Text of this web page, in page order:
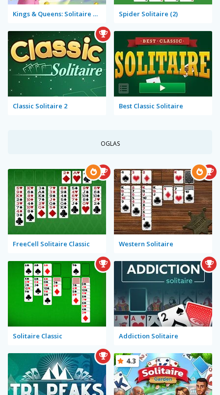
Kings & Queens: Solitaire Tripeaks Spider Solitaire (2)
Classic Solitaire 2 Best Classic Solitaire
OGLAS
FreeCell Solitaire Classic Western Solitaire
Solitaire Classic Addiction Solitaire
4.3